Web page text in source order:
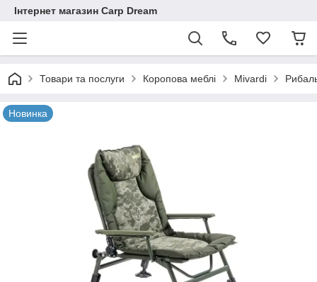
Інтернет магазин Carp Dream
Товари та послуги Коропова меблі Mivardi
Новинка